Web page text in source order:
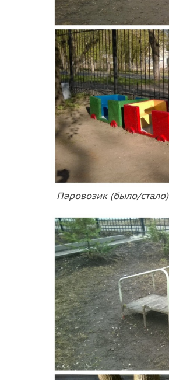
Паровозик (было/стало)